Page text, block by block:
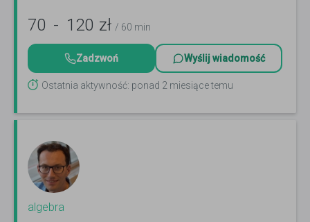
70 - 120 zł / 60 min
Zadzwoń Wyślij wiadomość
Ostatnia aktywność: ponad 2 miesiące temu
algebra